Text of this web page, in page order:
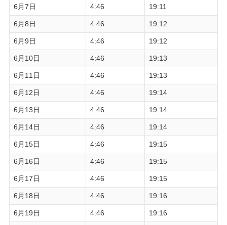
6月7日 4:46 19:11
6月8日 4:46 19:12
6月9日 4:46 19:12
6月10日 4:46 19:13
6月11日 4:46 19:13
6月12日 4:46 19:14
6月13日 4:46 19:14
6月14日 4:46 19:14
6月15日 4:46 19:15
6月16日 4:46 19:15
6月17日 4:46 19:15
6月18日 4:46 19:16
6月19日 4:46 19:16